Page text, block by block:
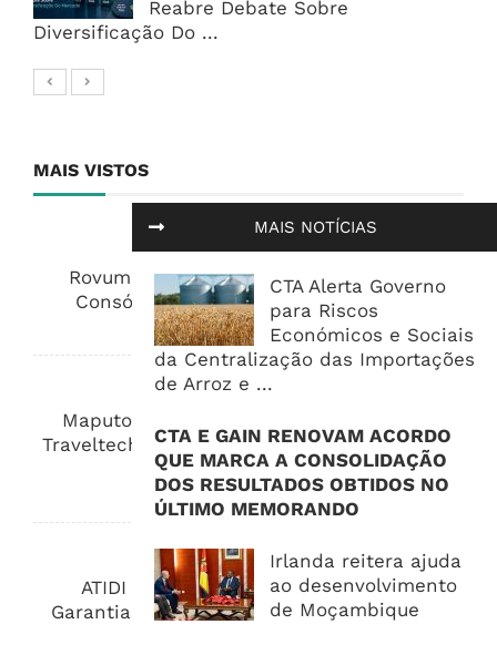
MAIS NOTÍCIAS
CTA Alerta Governo
para Riscos
Económicos e Sociais
da Centralização das Importações
de Arroz e ...
CTA E GAIN RENOVAM ACORDO
QUE MARCA A CONSOLIDAÇÃO
DOS RESULTADOS OBTIDOS NO
ÚLTIMO MEMORANDO
Irlanda reitera ajuda
ao desenvolvimento
de Moçambique
Reabre Debate Sobre
Diversificação Do ...
MAIS VISTOS
Rovuma LNG Avança Com Selecção De
Consórcio EPC Antes Da FID De 2026
8 de Agosto, 2026
DESTAQUE
Maputo Vai Acolher Cimeira Africana De
Traveltech E Coloca Digitalização No Centro
Da Agenda Turística
8 de Agosto, 2026
ÁFRICA
ATIDI Quer Duplicar Capital E Elevar
Garantias Para US$20 Mil Milhões Por Ano